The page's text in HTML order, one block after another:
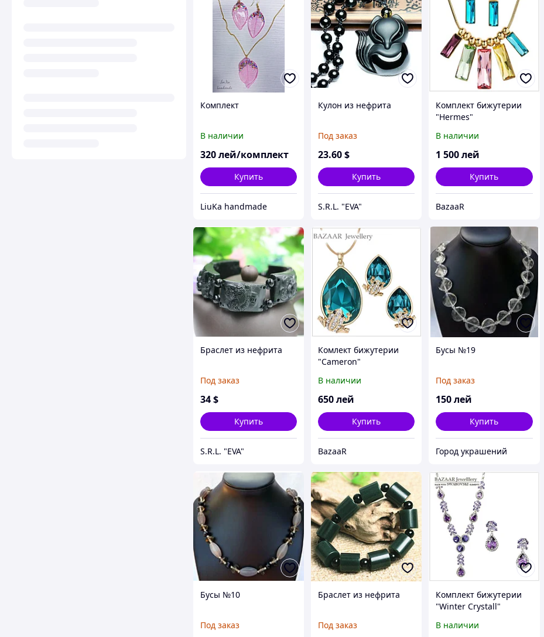
Комплект
В наличии
320лей/комплект
Купить
LiuKa handmade
Кулон из нефрита
Под заказ
23.60$
Купить
S.R.L. "EVA"
Комплект бижутерии
"Hermes"
В наличии
1 500лей
Купить
BazaaR
Браслет из нефрита
Под заказ
34$
Купить
S.R.L. "EVA"
Комлект бижутерии
"Cameron"
В наличии
650лей
Купить
BazaaR
Бусы №19
Под заказ
150лей
Купить
Город украшений
Бусы №10
Под заказ
Браслет из нефрита
Под заказ
Комплект бижутерии
"Winter Crystall"
В наличии